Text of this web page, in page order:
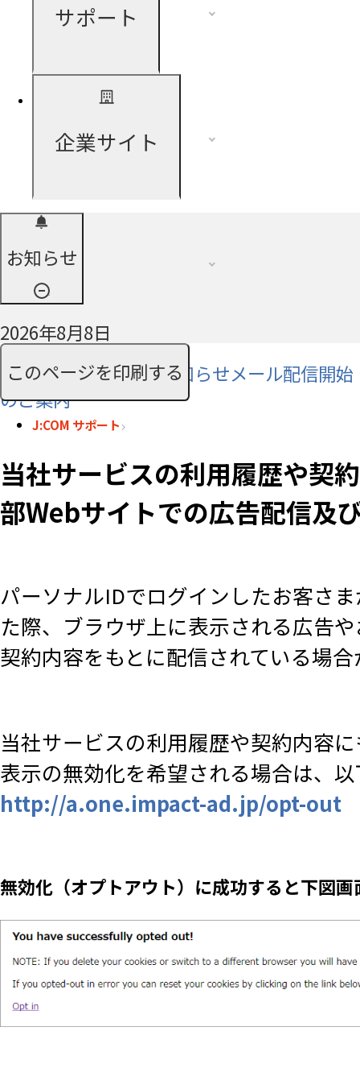
サポート
企業サイト
お知らせ
2026年8月8日
SMS利用料に関するお知らせメール配信開始
のご案内
このページを印刷する
J:COM サポート
当社サービスの利用履歴や契
部Webサイトでの広告配信及
パーソナルIDでログインしたお客さ
た際、ブラウザ上に表示される広告
契約内容をもとに配信されている場
当社サービスの利用履歴や契約内容
表示の無効化を希望される場合は、
http://a.one.impact-ad.jp/opt-out
無効化（オプトアウト）に成功すると下図